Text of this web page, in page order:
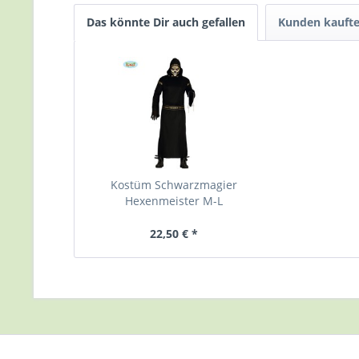
Das könnte Dir auch gefallen Kunden
Kostüm Schwarzmagier
Hexenmeister M-L
22,50 € *